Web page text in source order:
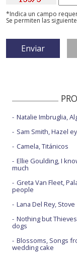
*Indica un campo
Se permiten las
Natalie Imbruglia,
Sam Smith, Hazel
Camela, Titánicos
Ellie Goulding, I
much
Greta Van Fleet,
people
Lana Del Rey, Stove
Nothing but
dogs
Blossoms, Songs
wedding cake